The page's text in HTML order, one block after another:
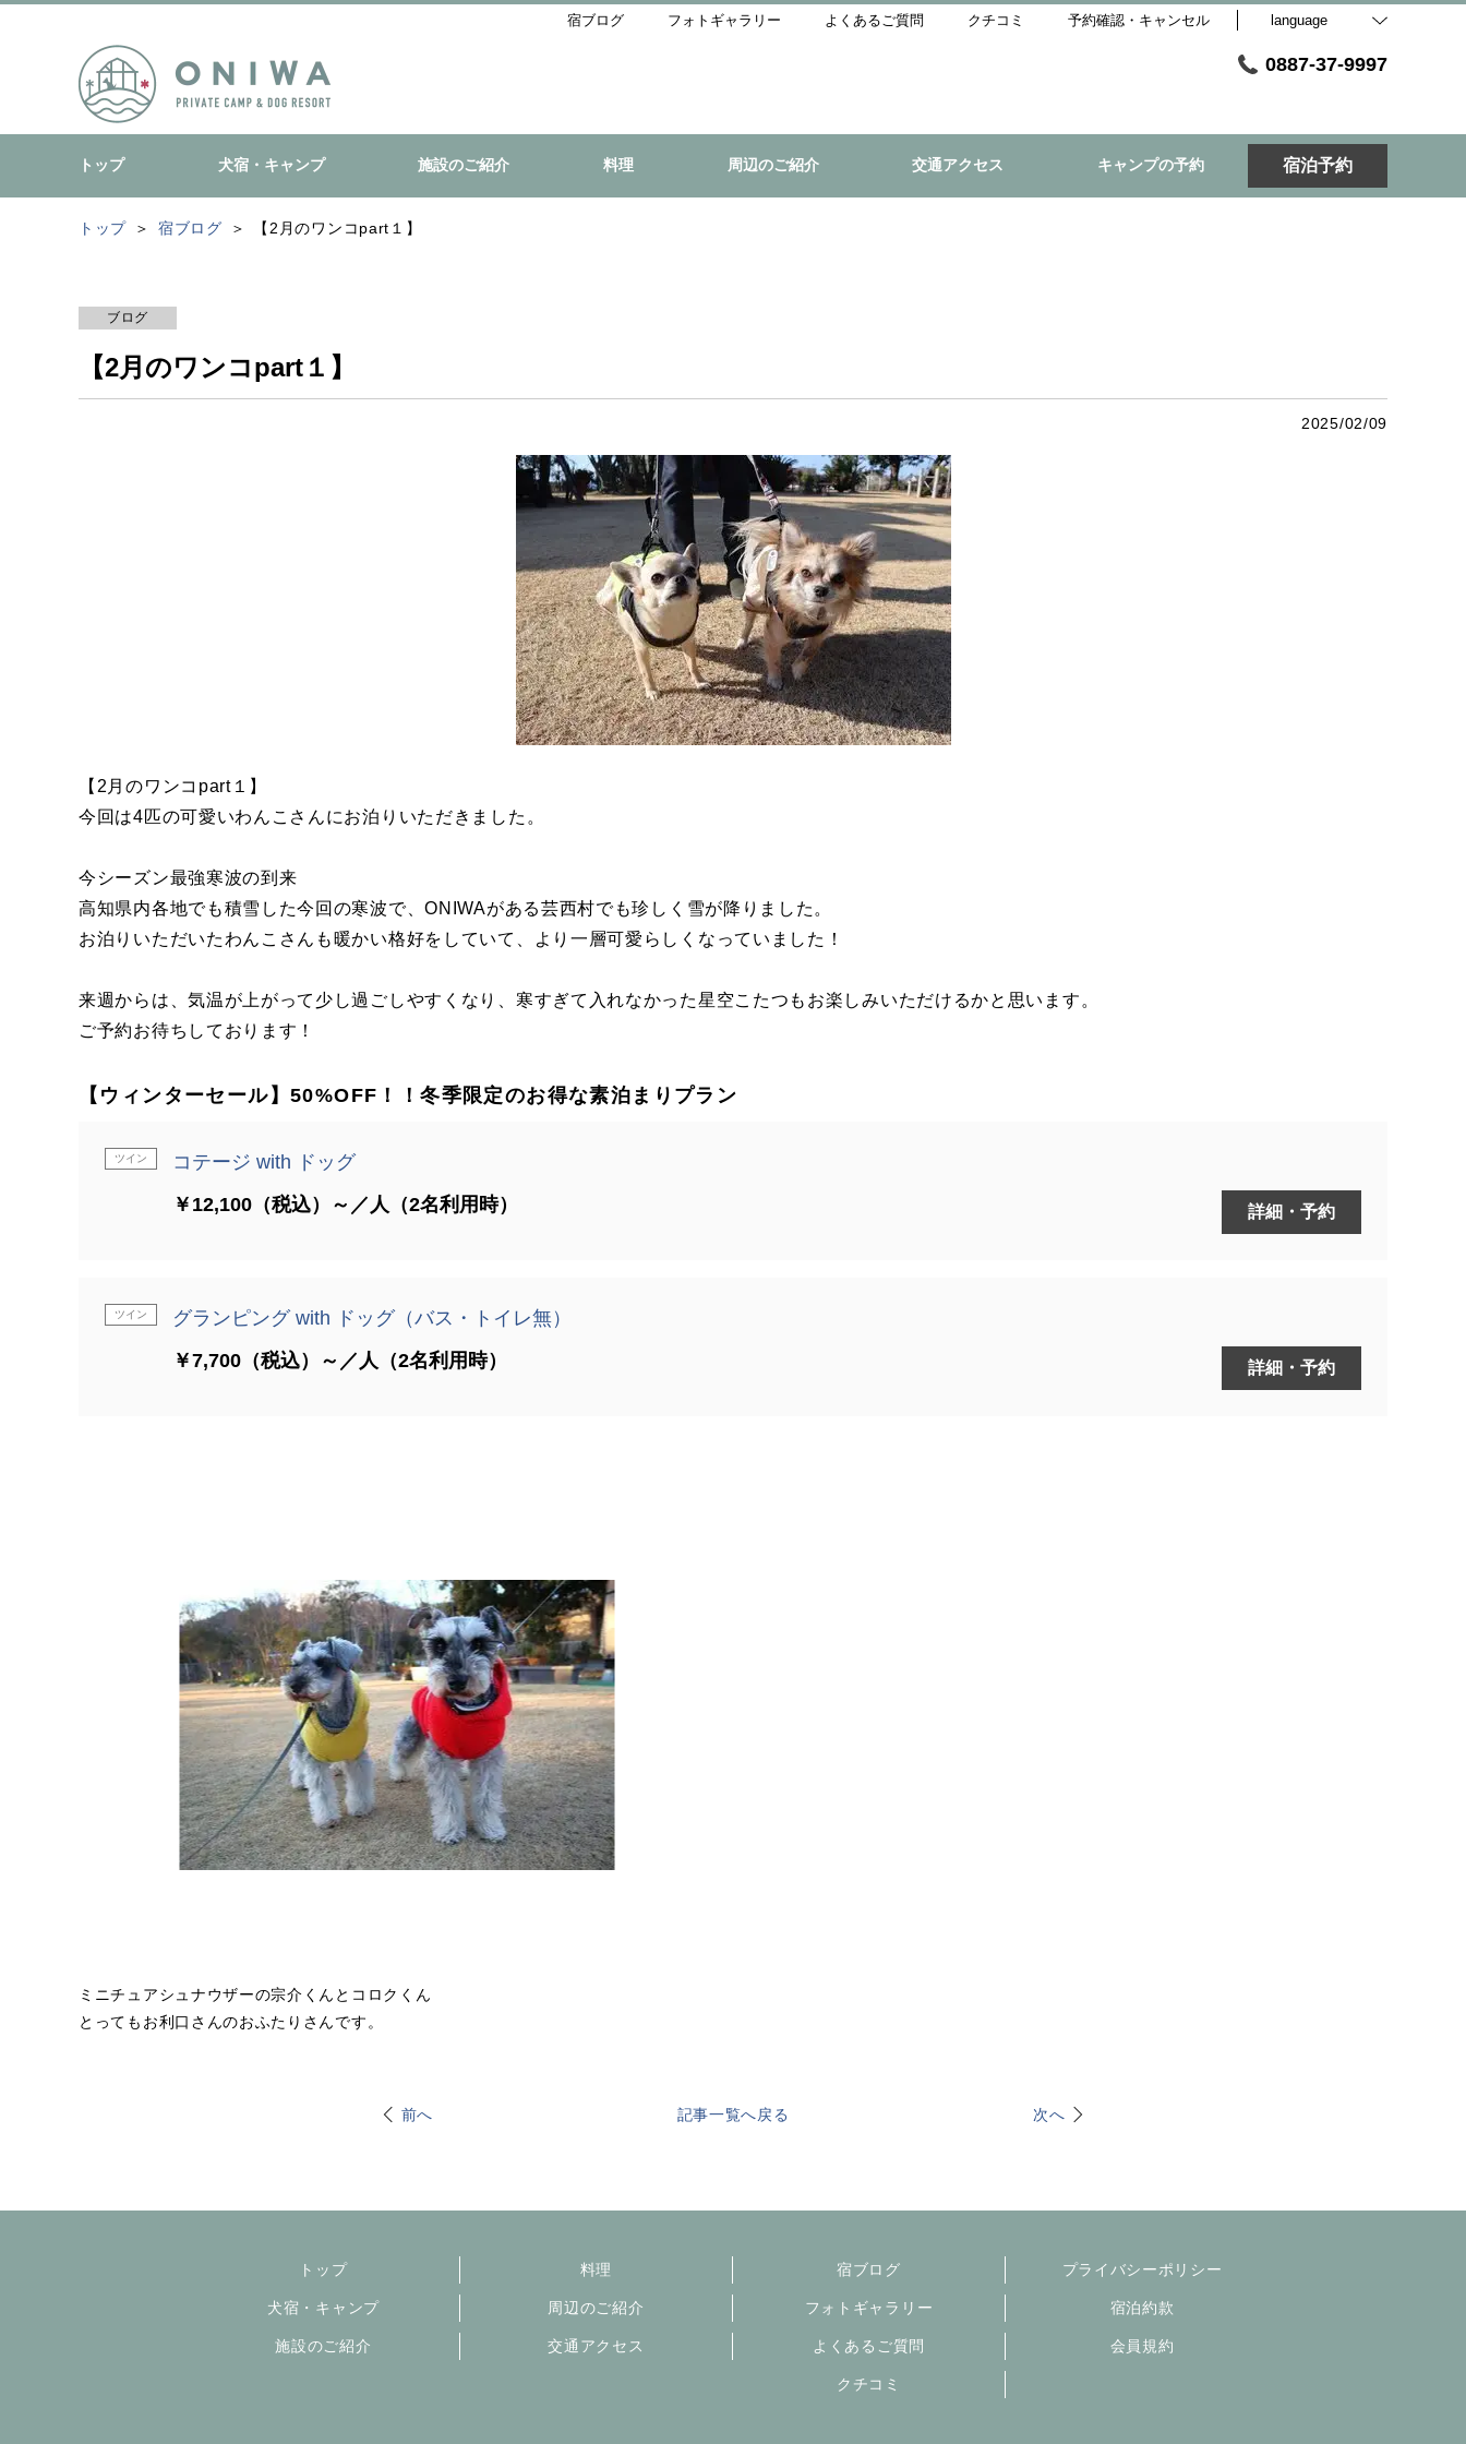
宿ブログ フォトギャラリー よくあるご質問 クチコミ 予約確認・キャンセル language
0887-37-9997
トップ 犬宿・キャンプ 施設のご紹介 料理 周辺のご紹介 交通アクセス キャンプの予約 宿泊予約
トップ 宿ブログ 【2月のワンコpart１】
ブログ
【2月のワンコpart１】
2025/02/09
【2月のワンコpart１】
今回は4匹の可愛いわんこさんにお泊りいただきました。
今シーズン最強寒波の到来
高知県内各地でも積雪した今回の寒波で、ONIWAがある芸西村でも珍しく雪が降りました。
お泊りいただいたわんこさんも暖かい格好をしていて、より一層可愛らしくなっていました！
来週からは、気温が上がって少し過ごしやすくなり、寒すぎて入れなかった星空こたつもお楽しみいただけるかと思います。
ご予約お待ちしております！
【ウィンターセール】50%OFF！！冬季限定のお得な素泊まりプラン
ツイン
コテージ with ドッグ
￥12,100（税込）～／人（2名利用時）
詳細・予約
ツイン
グランピング with ドッグ（バス・トイレ無）
￥7,700（税込）～／人（2名利用時）
詳細・予約
ミニチュアシュナウザーの宗介くんとコロクくん
とってもお利口さんのおふたりさんです。
前へ 記事一覧へ戻る 次へ
トップ
犬宿・キャンプ
施設のご紹介
料理
周辺のご紹介
交通アクセス
宿ブログ
フォトギャラリー
よくあるご質問
クチコミ
プライバシーポリシー
宿泊約款
会員規約